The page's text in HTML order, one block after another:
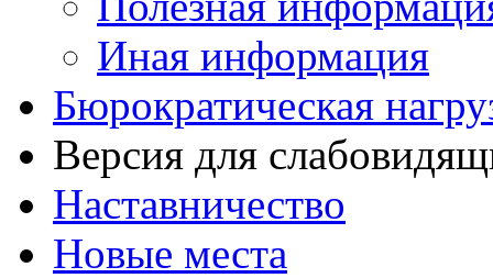
Иная информация
Бюрократическая
Версия для
Наставничество
Новые места